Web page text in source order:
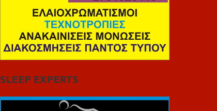
SLEEP EXPERTS